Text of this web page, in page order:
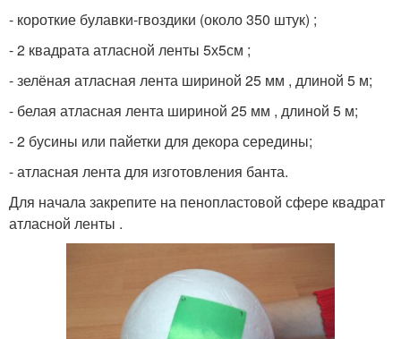
- короткие булавки-гвоздики (около 350 штук) ;
- 2 квадрата атласной ленты 5х5см ;
- зелёная атласная лента шириной 25 мм , длиной 5 м;
- белая атласная лента шириной 25 мм , длиной 5 м;
- 2 бусины или пайетки для декора середины;
- атласная лента для изготовления банта.
Для начала закрепите на пенопластовой сфере квадрат
атласной ленты .